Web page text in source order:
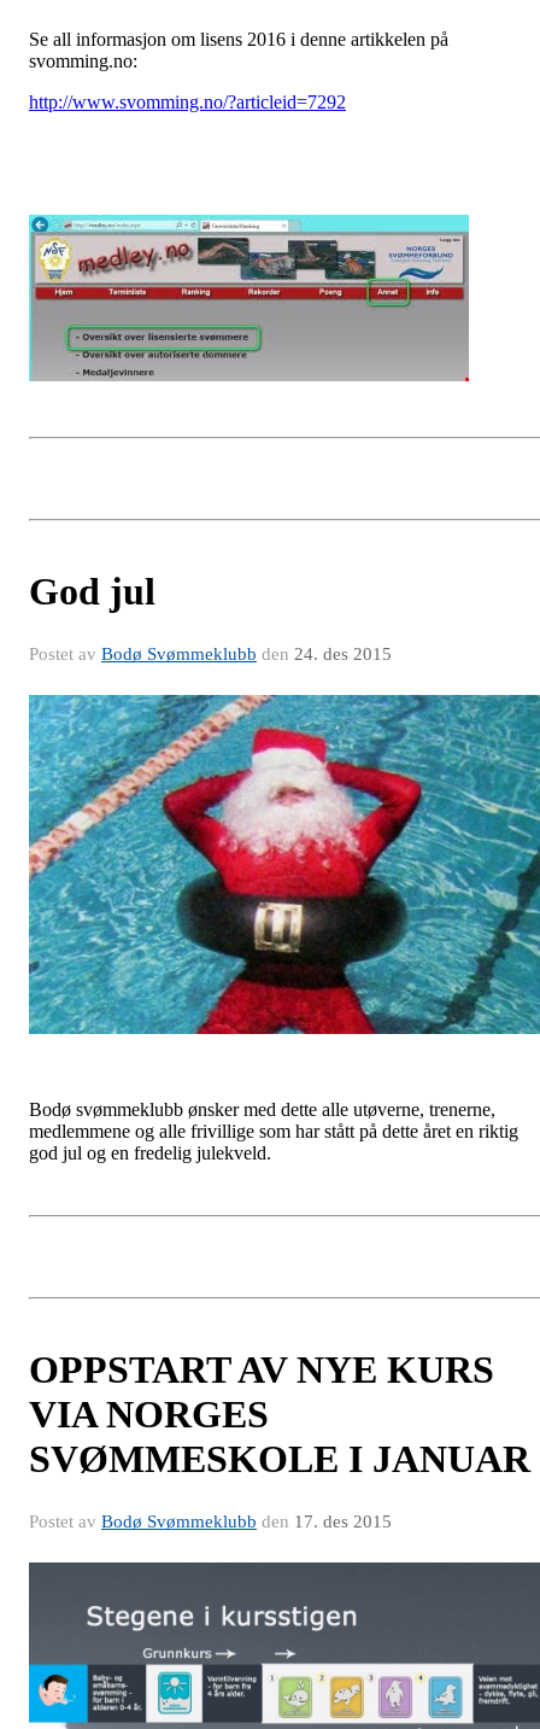
Se all informasjon om lisens 2016 i denne artikkelen på
svomming.no:
http://www.svomming.no/?articleid=7292
God jul
Postet av Bodø Svømmeklubb den 24. des 2015
Bodø svømmeklubb ønsker med dette alle utøverne, trenerne,
medlemmene og alle frivillige som har stått på dette året en riktig
god jul og en fredelig julekveld.
OPPSTART AV NYE KURS
VIA NORGES
SVØMMESKOLE I JANUAR
Postet av Bodø Svømmeklubb den 17. des 2015